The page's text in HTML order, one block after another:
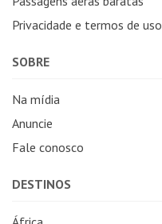
Privacidade e termos de uso
SOBRE
Na mídia
Anuncie
Fale conosco
DESTINOS